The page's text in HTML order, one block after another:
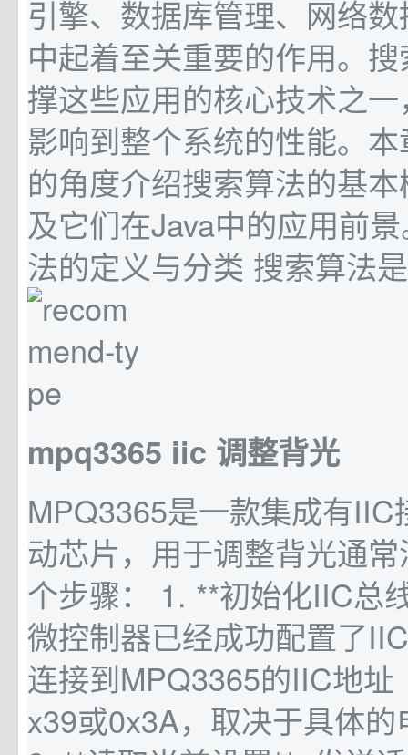
引擎、数据库管理、网络
中起着至关重要的作用。
撑这些应用的核心技术之
影响到整个系统的性能。
的角度介绍搜索算法的基
及它们在Java中的应用前
法的定义与分类 搜索算法
mpq3365 iic 调整背光
MPQ3365是一款集成有IIC
动芯片，用于调整背光通
个步骤： 1. **初始化IIC总
微控制器已经成功配置了
连接到MPQ3365的IIC地址
x39或0x3A，取决于具体